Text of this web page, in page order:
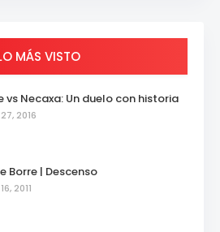
MÁS VISTO
vs Necaxa: Un duelo con historia
2016
Borre | Descenso
2011